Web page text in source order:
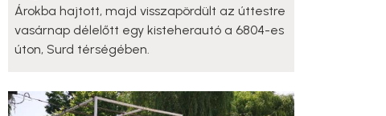
Árokba hajtott, majd visszapördült az úttestre
vasárnap délelőtt egy kisteherautó a 6804-es
úton, Surd térségében.